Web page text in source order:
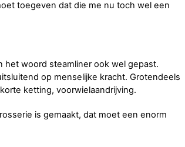
toegeven dat die me nu toch wel een
het woord steamliner ook wel gepast.
op menselijke kracht. Grotendeels
ketting, voorwielaandrijving.
is gemaakt, dat moet een enorm